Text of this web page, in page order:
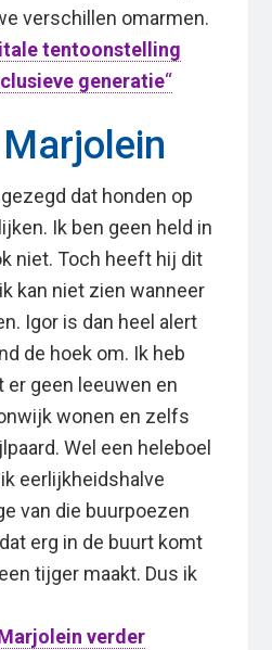
verschillen omarmen.
tentoonstelling
generatie“
dat honden op
Ik ben geen held in
niet. Toch heeft hij dit
kan niet zien wanneer
Igor is dan heel alert
de hoek om. Ik heb
er geen leeuwen en
wonen en zelfs
Wel een heleboel
eerlijkheidshalve
van die buurpoezen
erg in de buurt komt
tijger maakt. Dus ik
verder